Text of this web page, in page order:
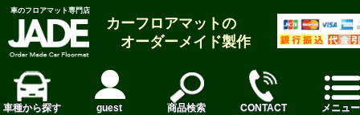
車のフロアマット専門店
カーフロアマットの
オーダーメイド製作
車種から探す guest 商品検索 CONTACT メニュー